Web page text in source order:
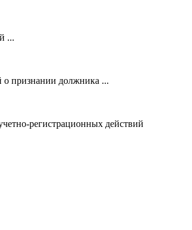
...
о признании должника ...
регистрационных действий